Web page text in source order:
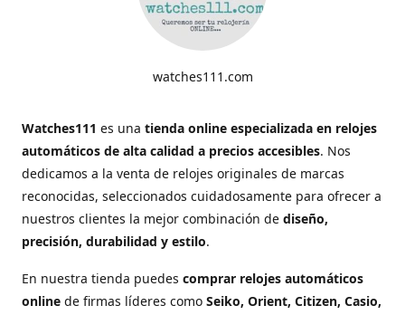
watches111.com
Watches111 es una tienda online especializada en relojes
automáticos de alta calidad a precios accesibles. Nos
dedicamos a la venta de relojes originales de marcas
reconocidas, seleccionados cuidadosamente para ofrecer a
nuestros clientes la mejor combinación de diseño,
precisión, durabilidad y estilo.
En nuestra tienda puedes comprar relojes automáticos
online de firmas líderes como Seiko, Orient, Citizen, Casio,